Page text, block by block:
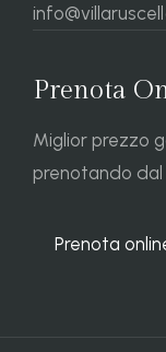
Prenota
Miglior prezzo
prenotando dal
Prenota